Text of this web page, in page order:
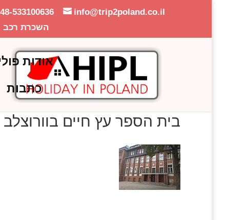
533100636
info@trip2poland.co.il
השכרת רכב
אודות
כתבות
בית הספר עץ חיים בוורוצלב